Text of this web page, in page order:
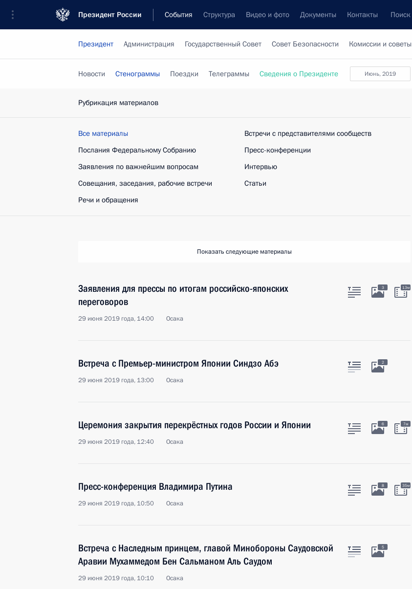
Президент России События Структура Видео и фото Документы Контакты Поиск
Президент Администрация Государственный Совет Совет Безопасности Комиссии и советы
Июнь, 2019
Новости Стенограммы Поездки Телеграммы Сведения о Президенте
Рубрикация материалов
Все материалы
Послания Федеральному Собранию
Заявления по важнейшим вопросам
Совещания, заседания, рабочие встречи
Речи и обращения
Встречи с представителями сообществ
Пресс-конференции
Интервью
Статьи
Показать следующие материалы
Заявления для прессы по итогам российско-японских
переговоров
29 июня 2019 года, 14:00 Осака
3 13м
Встреча с Премьер-министром Японии Синдзо Абэ
29 июня 2019 года, 13:00 Осака
2
Церемония закрытия перекрёстных годов России и Японии
29 июня 2019 года, 12:40 Осака
6 7м
Пресс-конференция Владимира Путина
29 июня 2019 года, 10:50 Осака
8 35м
Встреча с Наследным принцем, главой Минобороны Саудовской
Аравии Мухаммедом Бен Сальманом Аль Саудом
29 июня 2019 года, 10:10 Осака
5